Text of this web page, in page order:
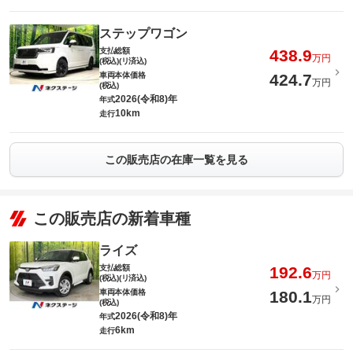
ステップワゴン
支払総額
(税込)(リ済込)
438.9万円
車両本体価格
(税込)
424.7万円
年式2026(令和8)年
走行10km
この販売店の在庫一覧を見る
この販売店の新着車種
ライズ
支払総額
(税込)(リ済込)
192.6万円
車両本体価格
(税込)
180.1万円
年式2026(令和8)年
走行6km